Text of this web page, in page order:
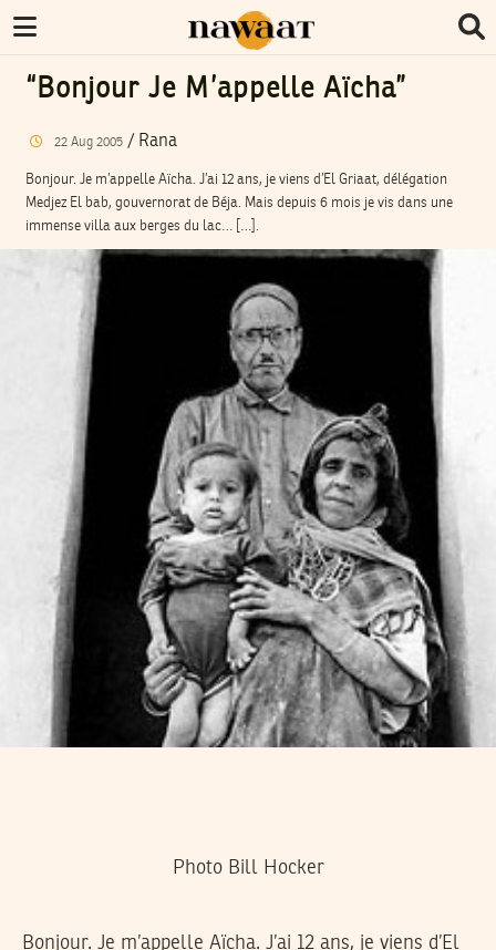
“bonjour Je M’appelle Aïcha”
22 Aug 2005/ Rana
Bonjour. Je m’appelle Aïcha. J’ai 12 ans, je viens d’El Griaat, délégation
Medjez El bab, gouvernorat de Béja. Mais depuis 6 mois je vis dans une
immense villa aux berges du lac… […].
Photo Bill Hocker
Bonjour. Je m’appelle Aïcha. J’ai 12 ans, je viens d’El